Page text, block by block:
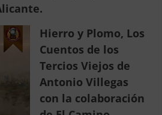
Hierro y Plomo, Los
Cuentos de los
Tercios Viejos de
Antonio Villegas
con la colaboración